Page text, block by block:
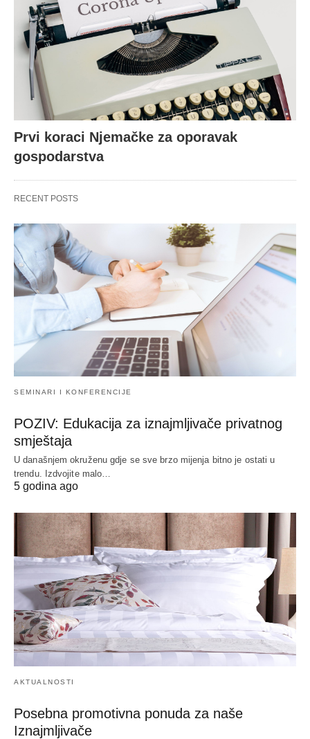
Prvi koraci Njemačke za oporavak
gospodarstva
RECENT POSTS
SEMINARI I KONFERENCIJE
POZIV: Edukacija za iznajmljivače privatnog
smještaja
U današnjem okruženu gdje se sve brzo mijenja bitno je ostati u
trendu. Izdvojite malo…
5 godina ago
AKTUALNOSTI
Posebna promotivna ponuda za naše
Iznajmljivače